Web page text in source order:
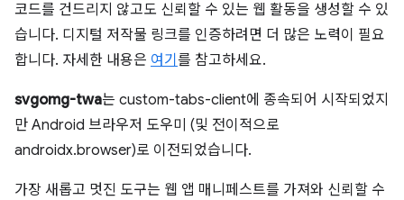
코드를 건드리지 않고도 신뢰할 수 있는 웹 활동을 생성할 수 있
습니다. 디지털 저작물 링크를 인증하려면 더 많은 노력이 필요
합니다. 자세한 내용은 여기 를 참고하세요.
svgomg-twa는 custom-tabs-client에 종속되어 시작되었지
만 Android 브라우저 도우미 (및 전이적으로
androidx.browser)로 이전되었습니다.
가장 새롭고 멋진 도구는 웹 앱 매니페스트를 가져와 신뢰할 수